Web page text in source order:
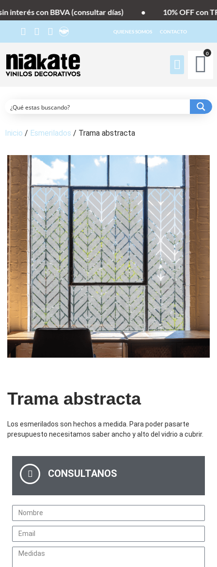
con BBVA (consultar días) 10% OFF con
QUIENES SOMOS CONTACTO
0
Inicio / Esmerilados / Trama abstracta
Trama abstracta
Los esmerilados son hechos a medida. Para poder pasarte
presupuesto necesitamos saber ancho y alto del vidrio a cubrir.
CONSULTANOS